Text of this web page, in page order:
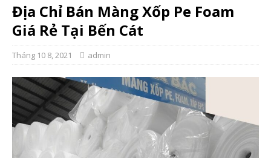
Địa Chỉ Bán Màng Xốp Pe Foam
Giá Rẻ Tại Bến Cát
Tháng 10 8, 2021 admin